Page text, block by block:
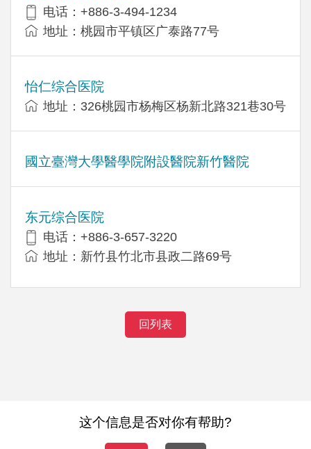
电话：+886-3-494-1234
地址：桃园市平镇区广泰路77号
怡仁综合医院
地址：326桃园市杨梅区杨新北路321巷30号
國立臺灣大學醫學院附設醫院新竹醫院
东元综合医院
电话：+886-3-657-3220
地址：新竹县竹北市县政二路69号
回列表
这个信息是否对你有帮助?